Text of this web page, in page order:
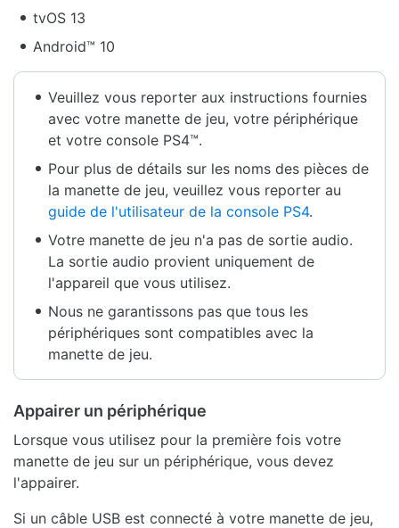
tvOS 13
Android™ 10
Veuillez vous reporter aux instructions fournies
avec votre manette de jeu, votre périphérique
et votre console PS4™.
Pour plus de détails sur les noms des pièces de
la manette de jeu, veuillez vous reporter au
guide de l'utilisateur de la console PS4.
Votre manette de jeu n'a pas de sortie audio.
La sortie audio provient uniquement de
l'appareil que vous utilisez.
Nous ne garantissons pas que tous les
périphériques sont compatibles avec la
manette de jeu.
Appairer un périphérique
Lorsque vous utilisez pour la première fois votre
manette de jeu sur un périphérique, vous devez
l'appairer.
Si un câble USB est connecté à votre manette de jeu,